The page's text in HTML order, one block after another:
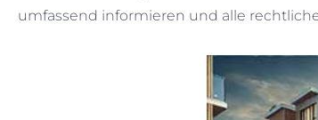
umfassend informieren und alle